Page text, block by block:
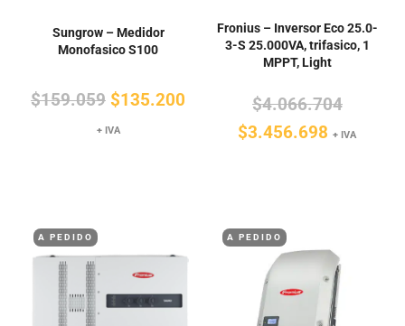
Sungrow – Medidor
Monofasico S100
$159.059 El
precio
$135.200
+ IVA
Fronius – Inversor Eco 25.0-
3-S 25.000VA, trifasico, 1
MPPT, Light
$4.066.704El
precio
$3.456.698 El
+ IVA
A PEDIDO A PEDIDO